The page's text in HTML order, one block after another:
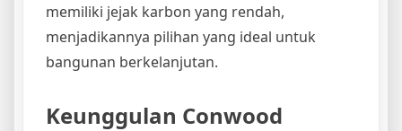
memiliki jejak karbon yang rendah,
menjadikannya pilihan yang ideal untuk
bangunan berkelanjutan.
Keunggulan Conwood